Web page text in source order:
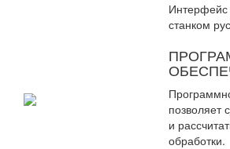
Интерфейс
станком
позволяет
и
обработки.